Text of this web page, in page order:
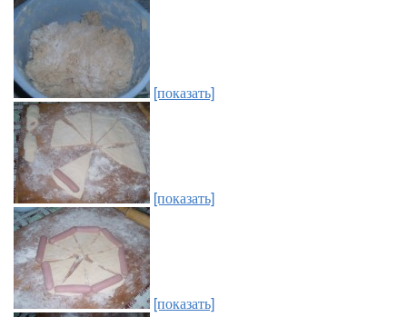
[показать]
[показать]
[показать]